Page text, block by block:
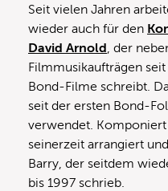
Seit vielen Jahren
wieder auch für den
David Arnold, der
Filmmusikaufträgen
Bond-Filme schreibt.
seit der ersten Bond-
verwendet.
seinerzeit arrangiert
Barry, der seitdem
bis 1997 schrieb.